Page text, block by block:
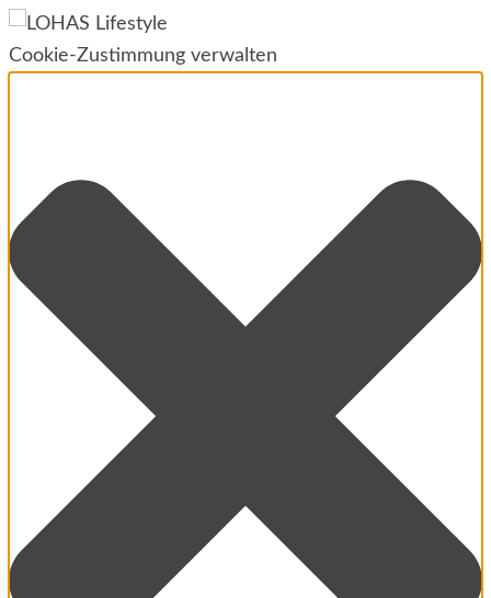
Cookie-Zustimmung verwalten